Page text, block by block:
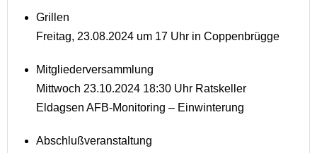
Grillen
Freitag, 23.08.2024 um 17 Uhr in Coppenbrügge
Mitgliederversammlung
Mittwoch 23.10.2024 18:30 Uhr Ratskeller
Eldagsen AFB-Monitoring – Einwinterung
Abschlußveranstaltung